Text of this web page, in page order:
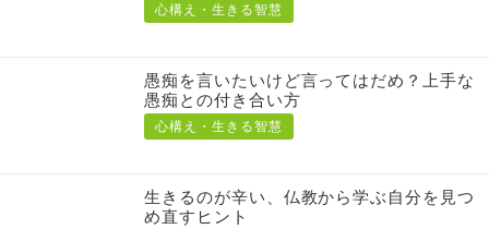
心構え・生きる智慧
愚痴を言いたいけど言ってはだめ？上手な
愚痴との付き合い方
心構え・生きる智慧
生きるのが辛い、仏教から学ぶ自分を見つ
め直すヒント